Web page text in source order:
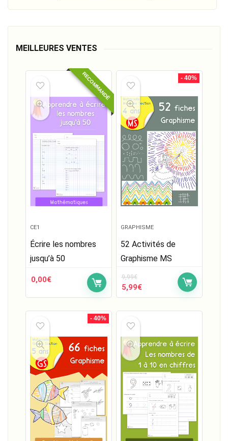
MEILLEURES VENTES
RECOMMANDÉ
CE1
Écrire les nombres
jusqu’à 50
0,00€
- 40%
GRAPHISME
52 Activités de
Graphisme MS
9,99€
Le
prix
9,99€.
5,99€Le
prix
- 40%